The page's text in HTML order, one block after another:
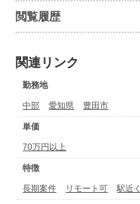
閲覧履歴
関連リンク
勤務地
中部 愛知県 豊田市
単価
70万円以上
特徴
長期案件 リモート可 駅近く